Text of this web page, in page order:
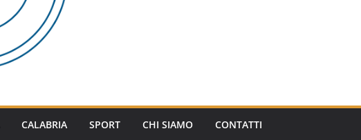
CALABRIA SPORT CHI SIAMO CONTATTI